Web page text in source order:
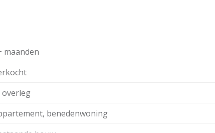
maanden
overleg
benedenwoning